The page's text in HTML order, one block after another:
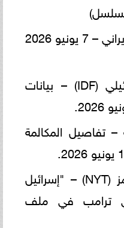
1. بيان الحرس الثوري الإيراني – 7 يونيو 2026
2. جيش الدفاع الإسرائيلي (IDF) – بيانات
– تفاصيل المكالمة
4. صحيفة نيويورك تايمز (NYT) – "إسرائيل
ترامب في ملف